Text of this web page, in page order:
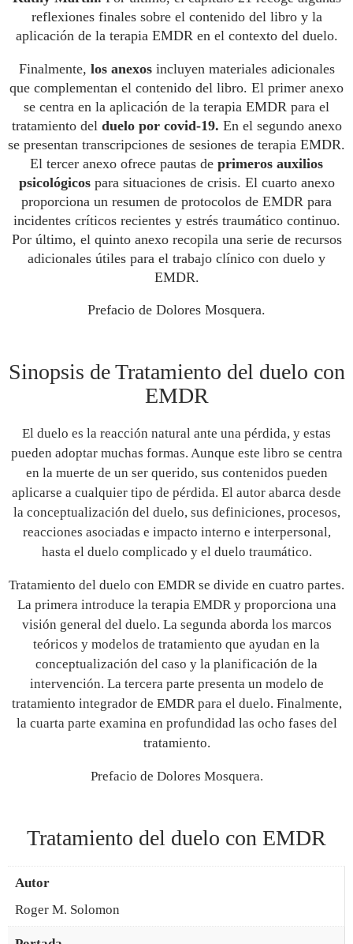
reflexiones finales sobre el contenido del libro y la
aplicación de la terapia EMDR en el contexto del duelo.
Finalmente, los anexosincluyen materiales adicionales
que complementan el contenido del libro. El primer anexo
se centra en la aplicación de la terapia EMDR para el
tratamiento del duelo por covid-19. En el segundo anexo
se presentan transcripciones de sesiones de terapia EMDR.
El tercer anexo ofrece pautas de primeros auxilios
psicológicospara situaciones de crisis. El cuarto anexo
proporciona un resumen de protocolos de EMDR para
incidentes críticos recientes y estrés traumático continuo.
Por último, el quinto anexo recopila una serie de recursos
adicionales útiles para el trabajo clínico con duelo y
EMDR.
Prefacio de Dolores Mosquera.
Sinopsis de Tratamiento del duelo con
EMDR
El duelo es la reacción natural ante una pérdida, y estas
pueden adoptar muchas formas. Aunque este libro se centra
en la muerte de un ser querido, sus contenidos pueden
aplicarse a cualquier tipo de pérdida. El autor abarca desde
laconceptualización del duelo, sus definiciones, procesos,
reacciones asociadas e impacto interno e interpersonal,
hasta el duelo complicado y el duelo traumático.
Tratamiento del duelo con EMDR se divide en cuatro partes.
La primera introduce la terapia EMDR y proporciona una
visión general del duelo. La segunda aborda los marcos
teóricos y modelos de tratamiento que ayudan en la
conceptualización del caso y la planificación de la
intervención. La tercera parte presenta un modelo de
tratamiento integrador de EMDR para el duelo. Finalmente,
la cuarta parte examina en profundidad las ocho fases del
tratamiento.
Prefacio de Dolores Mosquera.
Tratamiento del duelo con EMDR
Autor
Roger M. Solomon